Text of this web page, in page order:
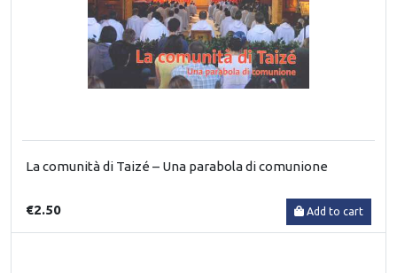
La comunità di Taizé – Una parabola di comunione
€2.50 Add to cart